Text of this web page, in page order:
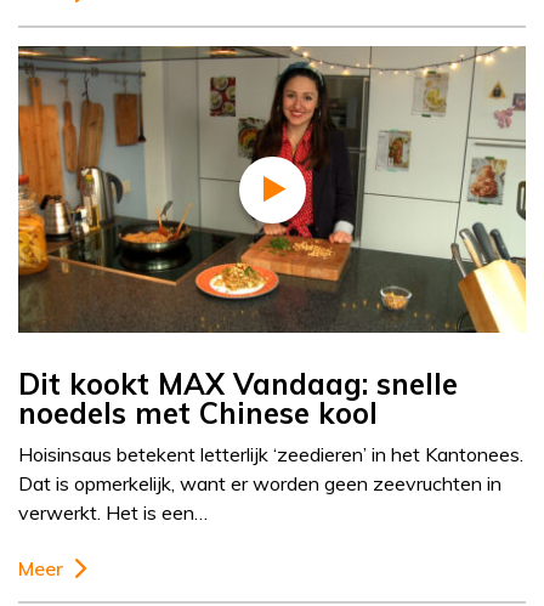
Dit kookt MAX Vandaag: snelle
noedels met Chinese kool
Hoisinsaus betekent letterlijk ‘zeedieren’ in het Kantonees.
Dat is opmerkelijk, want er worden geen zeevruchten in
verwerkt. Het is een…
Meer